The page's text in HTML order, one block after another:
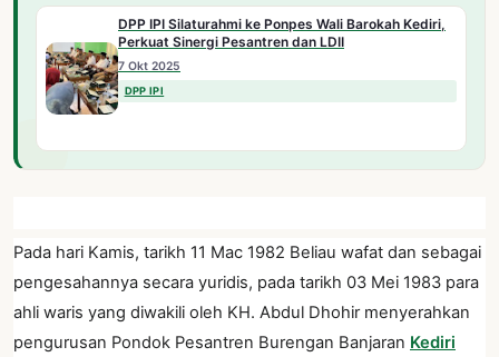
DPP IPI Silaturahmi ke Ponpes Wali Barokah Kediri,
Perkuat Sinergi Pesantren dan LDII
7 Okt 2025
DPP IPI
Pada hari Kamis, tarikh 11 Mac 1982 Beliau wafat dan sebagai
pengesahannya secara yuridis, pada tarikh 03 Mei 1983 para
ahli waris yang diwakili oleh KH. Abdul Dhohir menyerahkan
pengurusan Pondok Pesantren Burengan Banjaran Kediri